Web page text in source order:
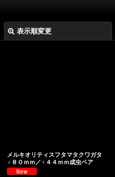
表示順変更
メルキオリティスフタマタクワガタ
♂８０ｍｍ／♀４４ｍｍ成虫ペア